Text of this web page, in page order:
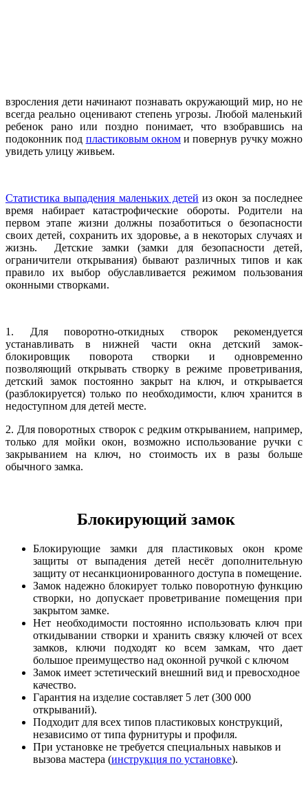
взросления дети начинают познавать окружающий мир, но не
всегда реально оценивают степень угрозы. Любой маленький
ребенок рано или поздно понимает, что взобравшись на
подоконник под пластиковым окноми повернув ручку можно
увидеть улицу живьем.
Статистика выпадения маленьких детей из окон за последнее
время набирает катастрофические обороты. Родители на
первом этапе жизни должны позаботиться о безопасности
своих детей, сохранить их здоровье, а в некоторых случаях и
жизнь. Детские замки (замки для безопасности детей,
ограничители открывания) бывают различных типов и как
правило их выбор обуславливается режимом пользования
оконными створками.
1. Для поворотно-откидных створок рекомендуется
устанавливать в нижней части окна детский замок-
блокировщик поворота створки и одновременно
позволяющий открывать створку в режиме проветривания,
детский замок постоянно закрыт на ключ, и открывается
(разблокируется) только по необходимости, ключ хранится в
недоступном для детей месте.
2. Для поворотных створок с редким открыванием, например,
только для мойки окон, возможно использование ручки с
закрыванием на ключ, но стоимость их в разы больше
обычного замка.
Блокирующий замок
Блокирующие замки для пластиковых окон кроме
защиты от выпадения детей несёт дополнительную
защиту от несанкционированного доступа в помещение.
Замок надежно блокирует только поворотную функцию
створки, но допускает проветривание помещения при
закрытом замке.
Нет необходимости постоянно использовать ключ при
откидывании створки и хранить связку ключей от всех
замков, ключи подходят ко всем замкам, что дает
большое преимущество над оконной ручкой с ключом
Замок имеет эстетический внешний вид и превосходное
качество.
Гарантия на изделие составляет 5 лет (300 000
открываний).
Подходит для всех типов пластиковых конструкций,
независимо от типа фурнитуры и профиля.
При установке не требуется специальных навыков и
вызова мастера (инструкция по установке).